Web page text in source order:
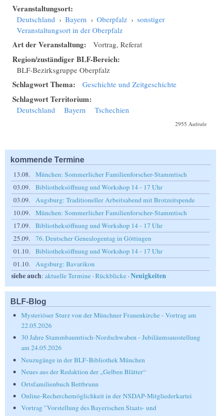
Veranstaltungsort:
Deutschland › Bayern › Oberpfalz › sonstiger
Veranstaltungsort in der Oberpfalz
Art der Veranstaltung: Vortrag, Referat
Region/zuständiger BLF-Bereich:
BLF-Bezirksgruppe Oberpfalz
Schlagwort Thema: Geschichte und Zeitgeschichte
Schlagwort Territorium:
Deutschland Bayern Tschechien
2955 Aufrufe
kommende Termine
13.08.
München: Sommerlicher Familienforscher-Stammtisch
03.09.
Bibliotheksöffnung und Workshop 14 - 17 Uhr
03.09.
Augsburg: Traditioneller Arbeitsabend mit Brotzeitspende
10.09.
München: Sommerlicher Familienforscher-Stammtisch
17.09.
Bibliotheksöffnung und Workshop 14 - 17 Uhr
25.09.
76. Deutscher Genealogentag in Göttingen
01.10.
Bibliotheksöffnung und Workshop 14 - 17 Uhr
01.10.
Augsburg: Bavarikon
siehe auch: aktuelle Termine ·Rückblicke ·Neuigkeiten
BLF-Blog
Mysteriöser Sturz von der Münchner Frauenkirche - Vortrag am
22.05.2026
30 Jahre Stammbaumtisch-Nordschwaben - Jubiläumsausstellung
am 24.05.2026
Neuzugänge in der BLF-Bibliothek München
Neues aus der Redaktion der „Gelben Blätter“
Ortsfamilienbuch Bettbrunn
Online-Recherchemöglichkeit in der NSDAP-Mitgliederkartei
Vortrag "Vorstellung des Bayerischen Staats- und